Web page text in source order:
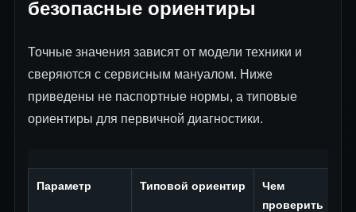
безопасные ориентиры
Точные значения зависят от модели техники и
сверяются с сервисным мануалом. Ниже
приведены не паспортные нормы, а типовые
ориентиры для первичной диагностики.
Параметр Типовой ориентир
Чем
проверить